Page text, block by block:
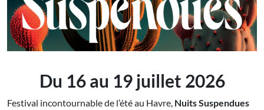
Du 16 au 19 juillet 2026
Festival incontournable de l’été au Havre, Nuits Suspendues